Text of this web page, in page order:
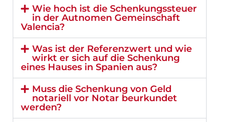
Wie hoch ist die Schenkungssteuer
in der Autnomen Gemeinschaft
Valencia?
Was ist der Referenzwert und wie
wirkt er sich auf die Schenkung
eines Hauses in Spanien aus?
Muss die Schenkung von Geld
notariell vor Notar beurkundet
werden?